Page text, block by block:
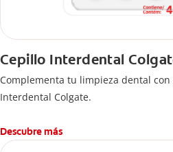
Cepillo Interdental
Complementa tu limpieza dental
Interdental Colgate.
Descubre más